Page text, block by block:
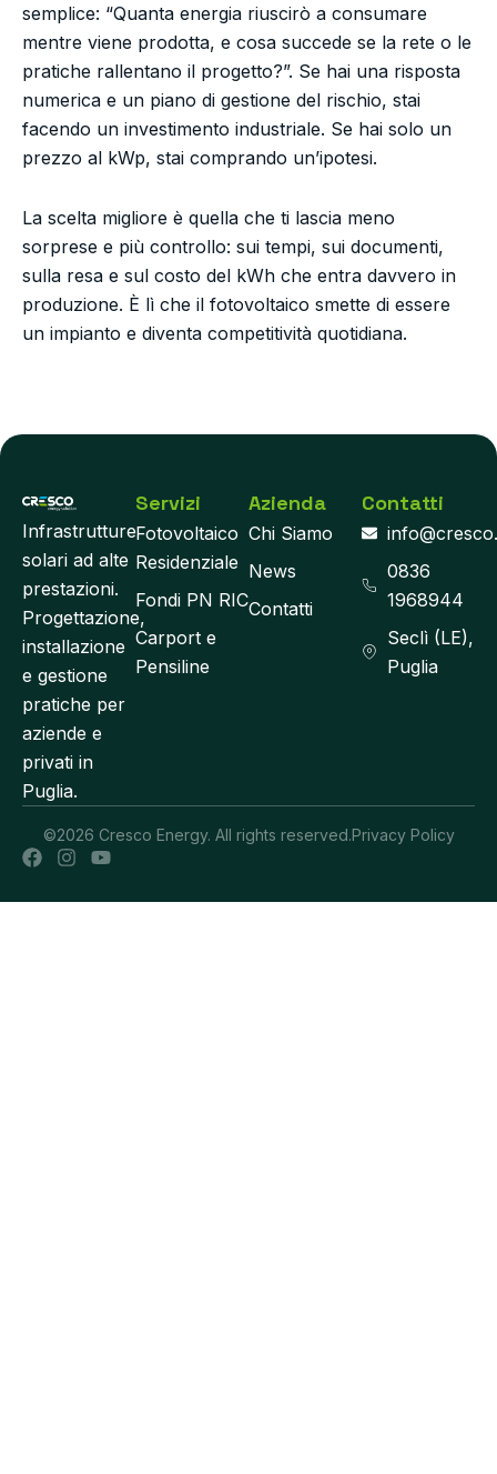
semplice: “Quanta energia riuscirò a consumare
mentre viene prodotta, e cosa succede se la rete o le
pratiche rallentano il progetto?”. Se hai una risposta
numerica e un piano di gestione del rischio, stai
facendo un investimento industriale. Se hai solo un
prezzo al kWp, stai comprando un’ipotesi.
La scelta migliore è quella che ti lascia meno
sorprese e più controllo: sui tempi, sui documenti,
sulla resa e sul costo del kWh che entra davvero in
produzione. È lì che il fotovoltaico smette di essere
un impianto e diventa competitività quotidiana.
Infrastrutture
solari ad alte
prestazioni.
Progettazione,
installazione
e gestione
pratiche per
aziende e
privati in
Puglia.
Servizi
Fotovoltaico
Residenziale
Fondi PN RIC
Carport e
Pensiline
Azienda
Chi Siamo
News
Contatti
Contatti
0836
1968944
Seclì (LE),
Puglia
©2026 Cresco Energy. All rights reserved.Privacy Policy
F
a
I
Y